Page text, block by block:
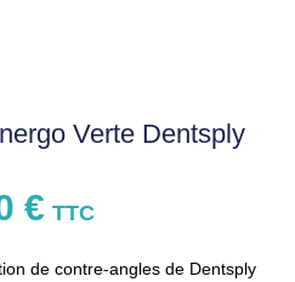
Verte Dentsply
€ TTC
de contre-angles de Dentsply